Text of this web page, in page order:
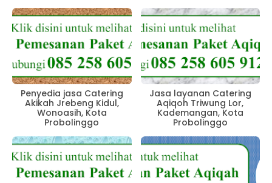
Penyedia jasa Catering
Akikah Jrebeng Kidul,
Wonoasih, Kota
Probolinggo
Jasa layanan Catering
Aqiqoh Triwung Lor,
Kademangan, Kota
Probolinggo